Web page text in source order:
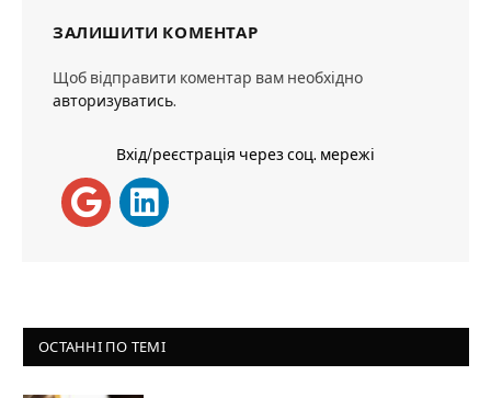
ЗАЛИШИТИ КОМЕНТАР
Щоб відправити коментар вам необхідно
авторизуватись.
Вхід/реєстрація через соц. мережі
ОСТАННІ ПО ТЕМІ